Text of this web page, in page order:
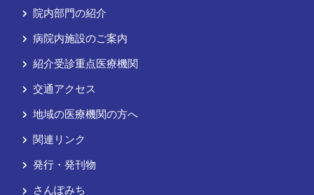
院内部門の紹介
病院内施設のご案内
紹介受診重点医療機関
交通アクセス
地域の医療機関の方へ
関連リンク
発行・発刊物
さんぽみち